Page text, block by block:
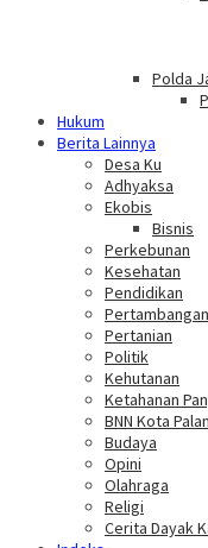
Polda
Hukum
Berita Lainnya
Desa Ku
Adhyaksa
Ekobis
Bisnis
Perkebunan
Kesehatan
Pendidikan
Pertambangan
Pertanian
Politik
Kehutanan
Ketahanan
BNN Kota
Budaya
Opini
Olahraga
Religi
Cerita Dayak